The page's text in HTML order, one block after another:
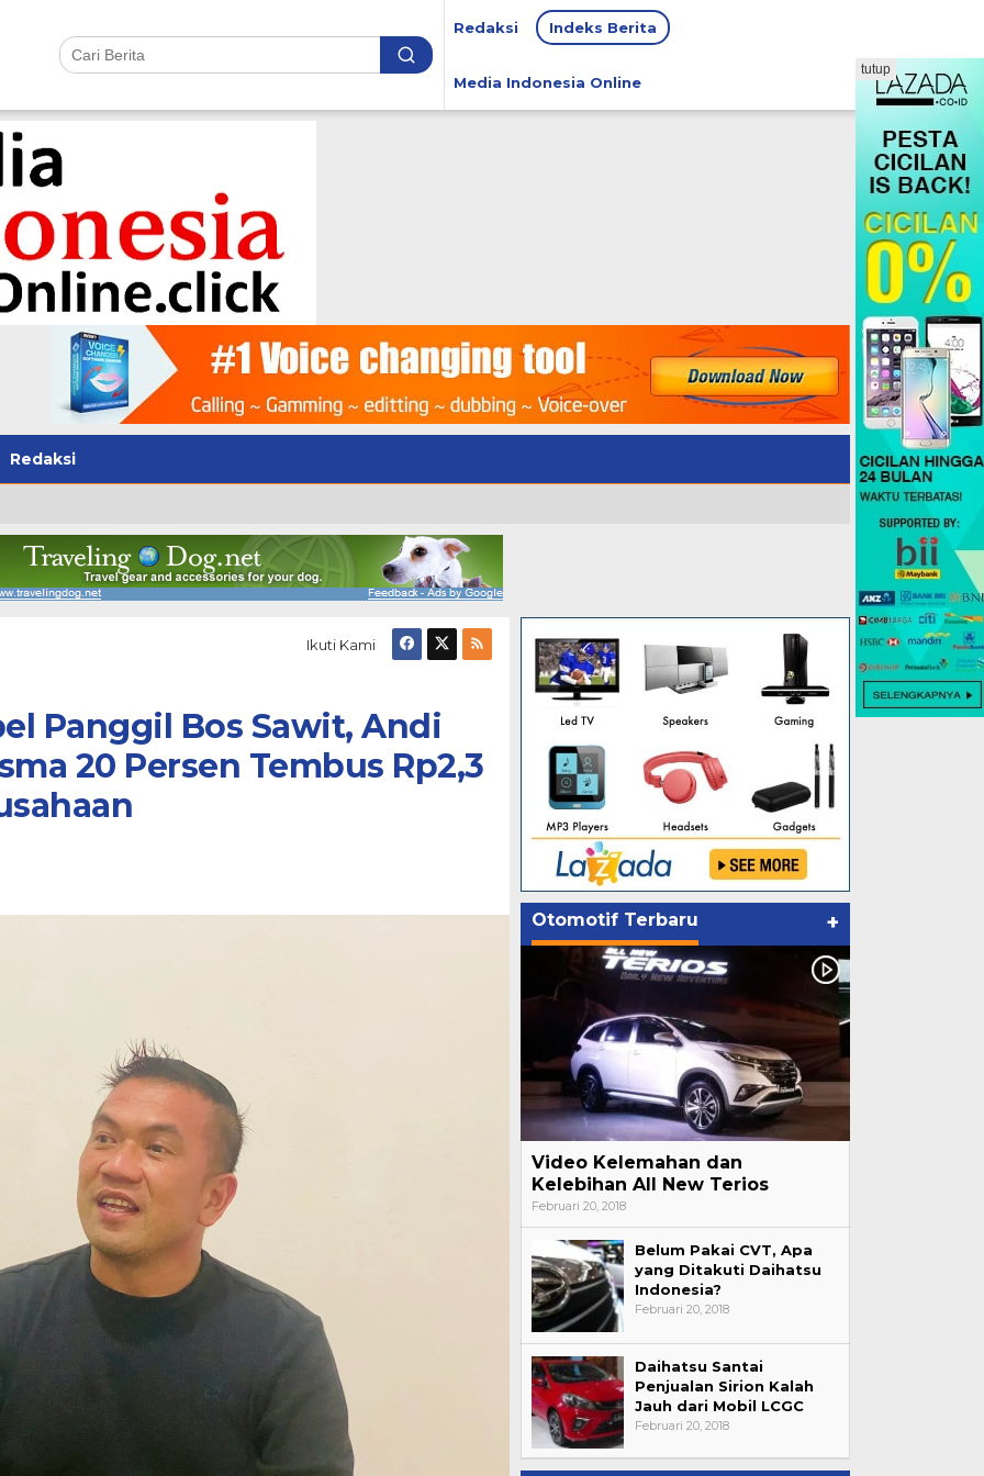
Redaksi Indeks Berita
Media Indonesia Online
Redaksi
tutup
Ikuti Kami
Panggil Bos Sawit, Andi
20 Persen Tembus Rp2,3
Otomotif Terbaru +
Video Kelemahan dan
Kelebihan All New Terios
Februari 20, 2018
Belum Pakai CVT, Apa
yang Ditakuti Daihatsu
Indonesia?
Februari 20, 2018
Daihatsu Santai
Penjualan Sirion Kalah
Jauh dari Mobil LCGC
Februari 20, 2018